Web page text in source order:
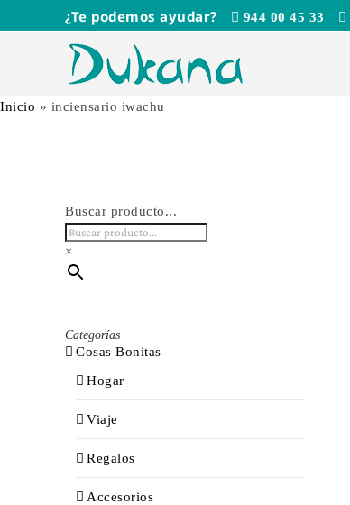
al
¿Te podemos ayudar? 944 00 45 33
Inicio » inciensario iwachu
Buscar producto...
×
Categorías
Cosas Bonitas
Hogar
Viaje
Regalos
Accesorios